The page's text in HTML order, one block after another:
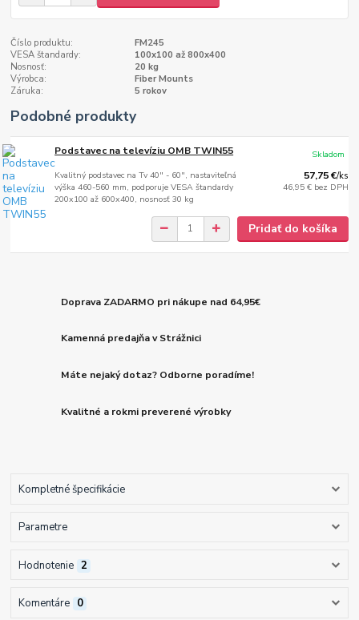
Číslo produktu:
FM245
VESA štandardy:
100x100 až 800x400
Nosnosť:
20 kg
Výrobca:
Fiber Mounts
Záruka:
5 rokov
Podobné produkty
Podstavec na televíziu OMB TWIN55
Kvalitný podstavec na Tv 40" - 60", nastaviteľná
výška 460-560 mm, podporuje VESA štandardy
200x100 až 600x400, nosnosť 30 kg
57,75 €/ks
46,95 € bez DPH
Skladom
Pridať do košíka
Doprava ZADARMO pri nákupe nad 64,95€
Kamenná predajňa v Strážnici
Máte nejaký dotaz? Odborne poradíme!
Kvalitné a rokmi preverené výrobky
Kompletné špecifikácie
Parametre
Hodnotenie 2
Komentáre 0